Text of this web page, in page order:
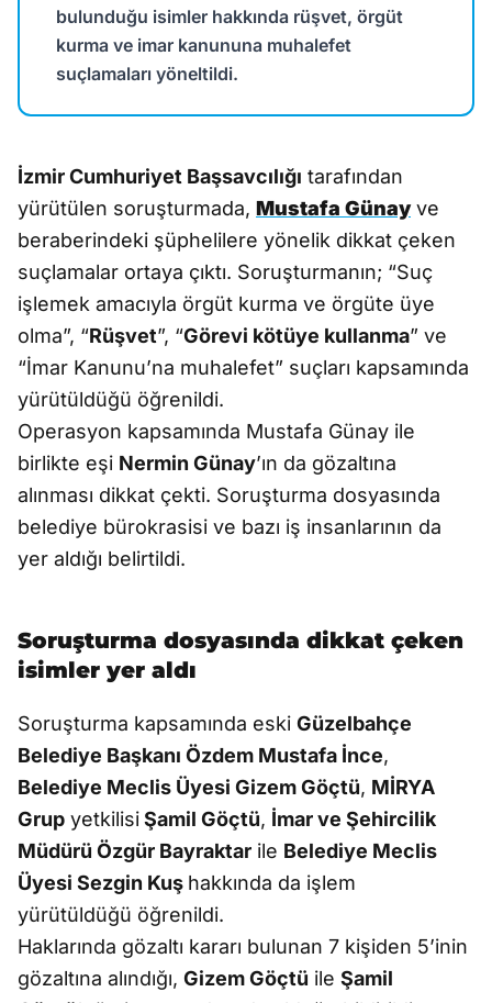
bulunduğu isimler hakkında rüşvet, örgüt
kurma ve imar kanununa muhalefet
suçlamaları yöneltildi.
İzmir Cumhuriyet Başsavcılığı tarafından
yürütülen soruşturmada, Mustafa Günayve
beraberindeki şüphelilere yönelik dikkat çeken
suçlamalar ortaya çıktı. Soruşturmanın; “Suç
işlemek amacıyla örgüt kurma ve örgüte üye
olma”, “Rüşvet”, “Görevi kötüye kullanma” ve
“İmar Kanunu’na muhalefet” suçları kapsamında
yürütüldüğü öğrenildi.
Operasyon kapsamında Mustafa Günay ile
birlikte eşi Nermin Günay’ın da gözaltına
alınması dikkat çekti. Soruşturma dosyasında
belediye bürokrasisi ve bazı iş insanlarının da
yer aldığı belirtildi.
Soruşturma dosyasında dikkat çeken
isimler yer aldı
Soruşturma kapsamında eski Güzelbahçe
Belediye Başkanı Özdem Mustafa İnce,
Belediye Meclis Üyesi Gizem Göçtü, MİRYA
Grup yetkilisiŞamil Göçtü, İmar ve Şehircilik
Müdürü Özgür Bayraktar ile Belediye Meclis
Üyesi Sezgin Kuş hakkında da işlem
yürütüldüğü öğrenildi.
Haklarında gözaltı kararı bulunan 7 kişiden 5’inin
gözaltına alındığı, Gizem Göçtü ile Şamil